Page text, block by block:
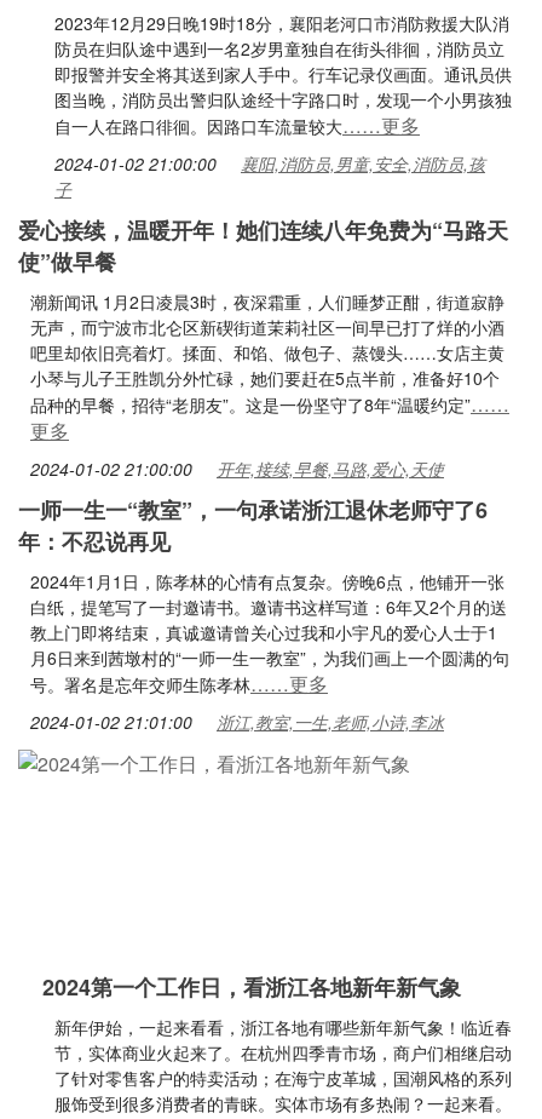
2023年12月29日晚19时18分，襄阳老河口市消防救援大队消
防员在归队途中遇到一名2岁男童独自在街头徘徊，消防员立
即报警并安全将其送到家人手中。行车记录仪画面。通讯员供
图当晚，消防员出警归队途经十字路口时，发现一个小男孩独
自一人在路口徘徊。因路口车流量较大……更多
2024-01-02 21:00:00
襄阳,消防员,男童,安全,消防员,孩
子
爱心接续，温暖开年！她们连续八年免费为“马路天
使”做早餐
潮新闻讯 1月2日凌晨3时，夜深霜重，人们睡梦正酣，街道寂静
无声，而宁波市北仑区新碶街道茉莉社区一间早已打了烊的小酒
吧里却依旧亮着灯。揉面、和馅、做包子、蒸馒头……女店主黄
小琴与儿子王胜凯分外忙碌，她们要赶在5点半前，准备好10个
品种的早餐，招待“老朋友”。这是一份坚守了8年“温暖约定”……
更多
2024-01-02 21:00:00 开年,接续,早餐,马路,爱心,天使
一师一生一“教室”，一句承诺浙江退休老师守了6
年：不忍说再见
2024年1月1日，陈孝林的心情有点复杂。傍晚6点，他铺开一张
白纸，提笔写了一封邀请书。邀请书这样写道：6年又2个月的送
教上门即将结束，真诚邀请曾关心过我和小宇凡的爱心人士于1
月6日来到茜墩村的“一师一生一教室”，为我们画上一个圆满的句
号。署名是忘年交师生陈孝林……更多
2024-01-02 21:01:00 浙江,教室,一生,老师,小诗,李冰
2024第一个工作日，看浙江各地新年新气象
新年伊始，一起来看看，浙江各地有哪些新年新气象！临近春
节，实体商业火起来了。在杭州四季青市场，商户们相继启动
了针对零售客户的特卖活动；在海宁皮革城，国潮风格的系列
服饰受到很多消费者的青睐。实体市场有多热闹？一起来看。